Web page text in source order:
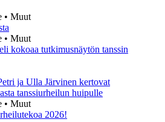
• Muut
• Muut
kokoaa tutkimusnäytön tanssin
ja Ulla Järvinen kertovat
tanssiurheilun huipulle
• Muut
2026!